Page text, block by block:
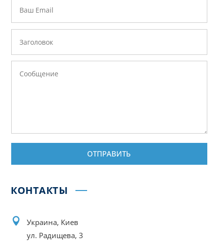
ОТПРАВИТЬ
КОНТАКТЫ

Украина, Киев
ул. Радищева, 3